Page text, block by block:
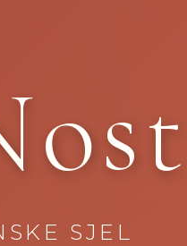
SJEL